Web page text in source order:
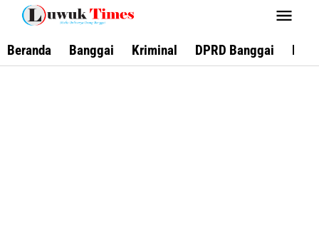
Lewati
konten
Beranda Banggai Kriminal DPRD Banggai